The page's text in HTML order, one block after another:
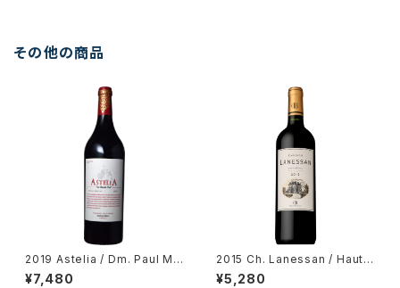
その他の商品
2019 Astelia / Dm. Paul Ma
s
¥7,480
2015 Ch. Lanessan / Haut-
Medoc
¥5,280